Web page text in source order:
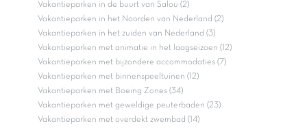
Vakantieparken in de buurt van Salou (2)
Vakantieparken in het Noorden van Nederland (2)
Vakantieparken in het zuiden van Nederland (3)
Vakantieparken met animatie in het laagseizoen (12)
Vakantieparken met bijzondere accommodaties (7)
Vakantieparken met binnenspeeltuinen (12)
Vakantieparken met Boeing Zones (34)
Vakantieparken met geweldige peuterbaden (23)
Vakantieparken met overdekt zwembad (14)